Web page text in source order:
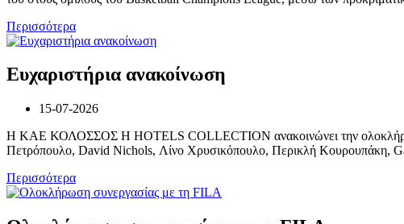
Περισσότερα
Ευχαριστήρια ανακοίνωση
15-07-2026
Η ΚΑΕ ΚΟΛΟΣΣΟΣ H HOTELS COLLECTION ανακοινώνει την
Πετρόπουλο, David Nichols, Λίνο Χρυσικόπουλο, Περικλή Κουρουπάκη,
Περισσότερα